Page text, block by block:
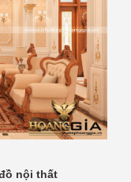
nội thất